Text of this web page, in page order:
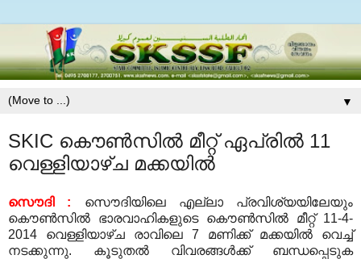
▼
SKIC കൌണ്‍സില്‍ മീറ്റ് ഏപ്രില്‍ 11
വെള്ളിയാഴ്ച മക്കയില്‍
സൌദി : സൌദിയിലെ എല്ലാ പ്രവിശ്യയിലേയും
കൌണ്‍സില്‍ ഭാരവാഹികളുടെ കൌണ്‍സില്‍ മീറ്റ് 11-4-
2014 വെള്ളിയാഴ്ച രാവിലെ 7 മണിക്ക് മക്കയില്‍ വെച്ച്
നടക്കുന്നു. കൂടുതല്‍ വിവരങ്ങള്‍ക്ക് ബന്ധപ്പെടുക